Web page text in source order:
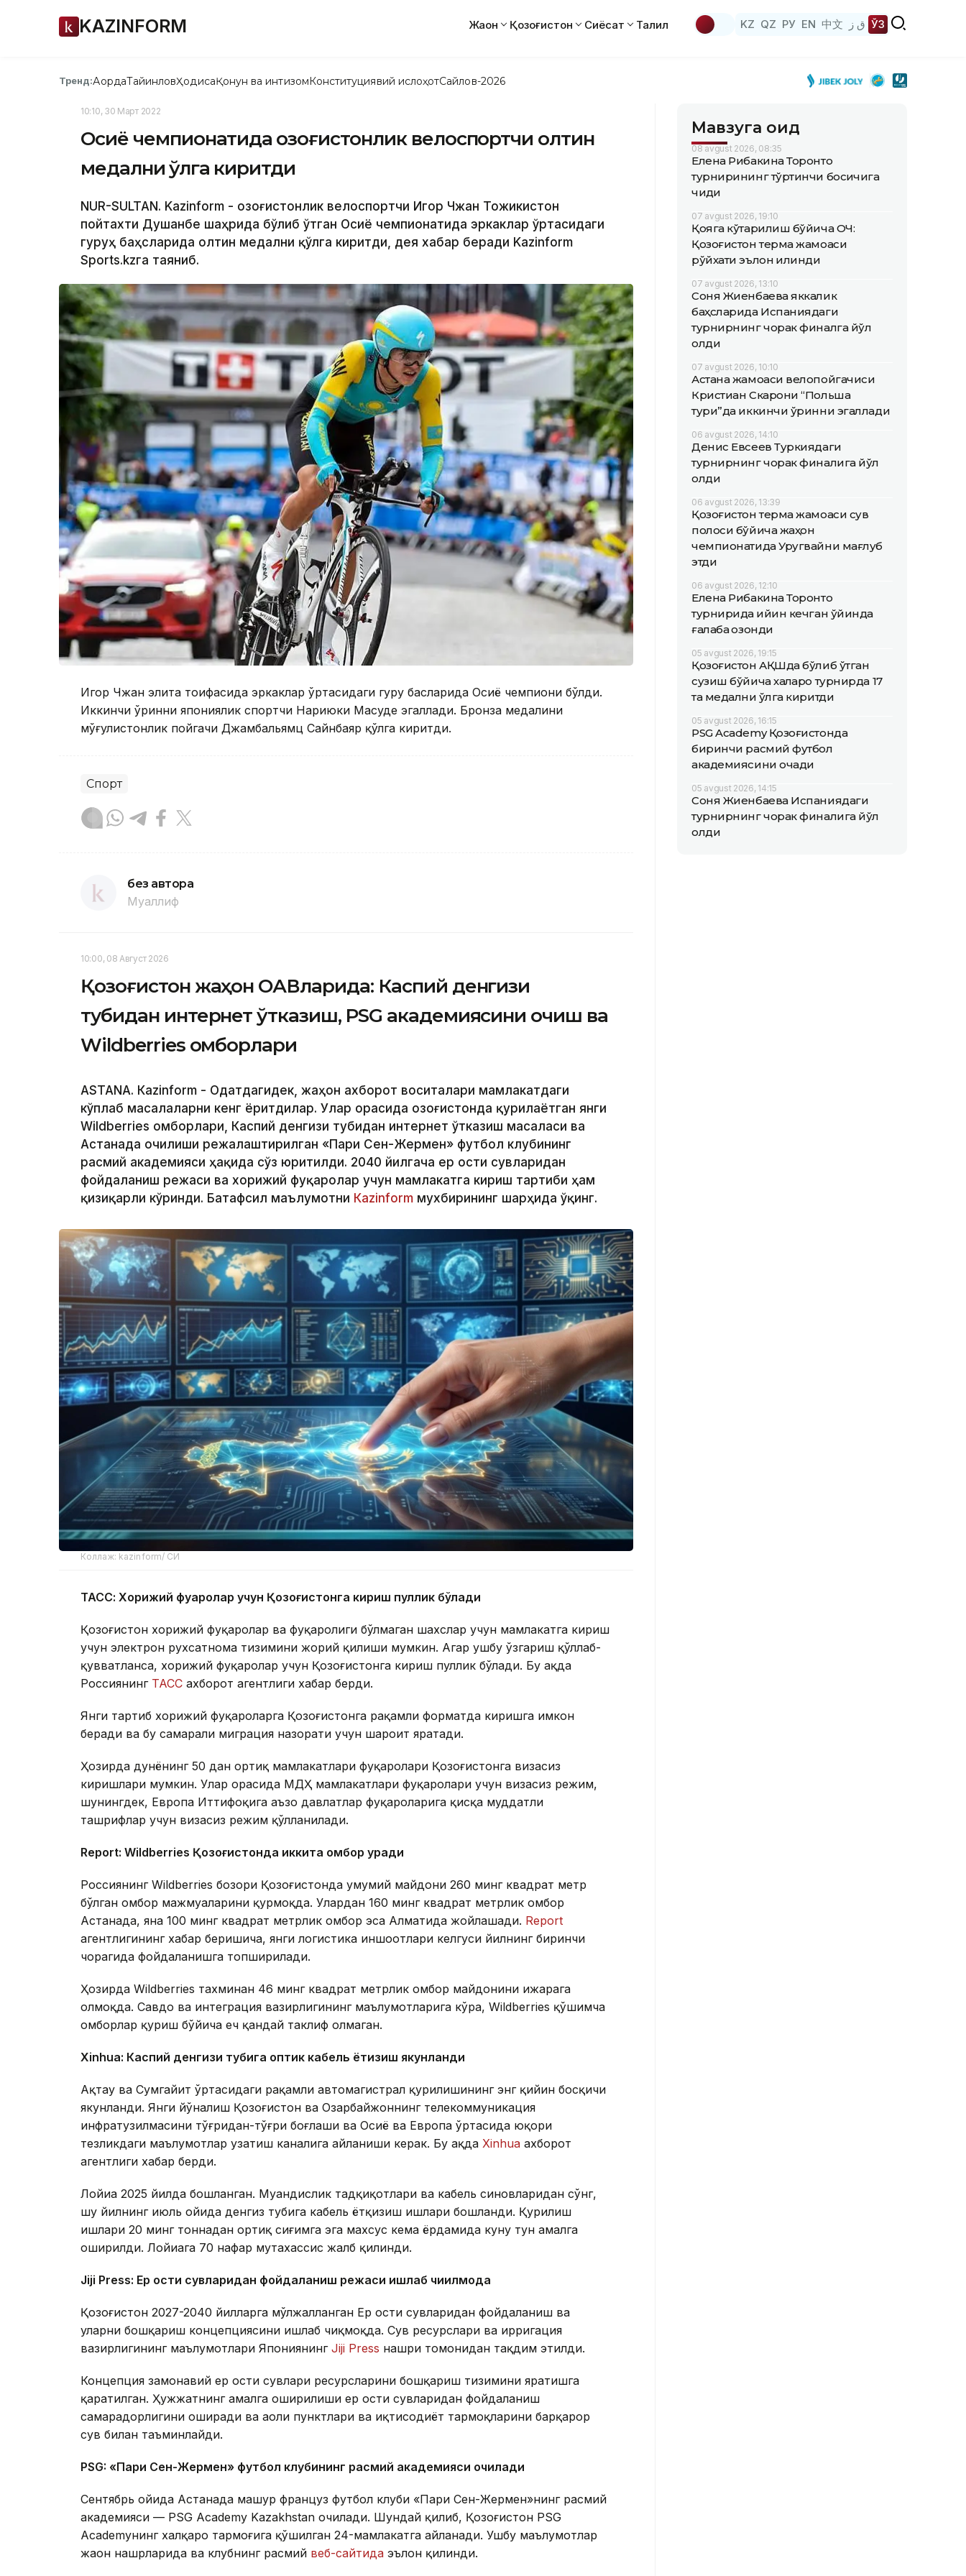
KAZINFORM Жаҳон Қозоғистон Сиёсат Таҳлил KZ QZ РУ EN 中文 ق ز ЎЗ
Тренд:АқордаТайинловҲодисаҚонун ва интизомКонституциявий ислоҳотСайлов-2026
10:10, 30 Март 2022
Осиё чемпионатида қозоғистонлик велоспортчи олтин
медални қўлга киритди
NUR-SULTAN. Kazinform - Қозоғистонлик велоспортчи Игор Чжан Тожикистон
пойтахти Душанбе шаҳрида бўлиб ўтган Осиё чемпионатида эркаклар ўртасидаги
гуруҳ баҳсларида олтин медални қўлга киритди, дея хабар беради Kazinform
Sports.kzга таяниб.
Игор Чжан элита тоифасида эркаклар ўртасидаги гуруҳ баҳсларида Осиё чемпиони бўлди.
Иккинчи ўринни япониялик спортчи Нариюки Масуде эгаллади. Бронза медалини
мўғулистонлик пойгачи Джамбальямц Сайнбаяр қўлга киритди.
Спорт
без автора
Муаллиф
10:00, 08 Август 2026
Қозоғистон жаҳон ОАВларида: Каспий денгизи
тубидан интернет ўтказиш, PSG академиясини очиш ва
Wildberries омборлари
ASTANА. Кazinform - Одатдагидек, жаҳон ахборот воситалари мамлакатдаги
кўплаб масалаларни кенг ёритдилар. Улар орасида Қозоғистонда қурилаётган янги
Wildberries омборлари, Каспий денгизи тубидан интернет ўтказиш масаласи ва
Астанада очилиши режалаштирилган «Пари Сен-Жермен» футбол клубининг
расмий академияси ҳақида сўз юритилди. 2040 йилгача ер ости сувларидан
фойдаланиш режаси ва хорижий фуқаролар учун мамлакатга кириш тартиби ҳам
қизиқарли кўринди. Батафсил маълумотни Кazinform мухбирининг шарҳида ўқинг.
Коллаж: kazinform/ СИ
ТАСС: Хорижий фуқаролар учун Қозоғистонга кириш пуллик бўлади
Қозоғистон хорижий фуқаролар ва фуқаролиги бўлмаган шахслар учун мамлакатга кириш
учун электрон рухсатнома тизимини жорий қилиши мумкин. Агар ушбу ўзгариш қўллаб-
қувватланса, хорижий фуқаролар учун Қозоғистонга кириш пуллик бўлади. Бу ҳақда
Россиянинг ТАСС ахборот агентлиги хабар берди.
Янги тартиб хорижий фуқароларга Қозоғистонга рақамли форматда киришга имкон
беради ва бу самарали миграция назорати учун шароит яратади.
Ҳозирда дунёнинг 50 дан ортиқ мамлакатлари фуқаролари Қозоғистонга визасиз
киришлари мумкин. Улар орасида МДҲ мамлакатлари фуқаролари учун визасиз режим,
шунингдек, Европа Иттифоқига аъзо давлатлар фуқароларига қисқа муддатли
ташрифлар учун визасиз режим қўлланилади.
Report: Wildberries Қозоғистонда иккита омбор қуради
Россиянинг Wildberries бозори Қозоғистонда умумий майдони 260 минг квадрат метр
бўлган омбор мажмуаларини қурмоқда. Улардан 160 минг квадрат метрлик омбор
Астанада, яна 100 минг квадрат метрлик омбор эса Алматида жойлашади. Report
агентлигининг хабар беришича, янги логистика иншоотлари келгуси йилнинг биринчи
чорагида фойдаланишга топширилади.
Ҳозирда Wildberries тахминан 46 минг квадрат метрлик омбор майдонини ижарага
олмоқда. Савдо ва интеграция вазирлигининг маълумотларига кўра, Wildberries қўшимча
омборлар қуриш бўйича ҳеч қандай таклиф олмаган.
Xinhuа: Каспий денгизи тубига оптик кабель ётқизиш якунланди
Ақтау ва Сумгайит ўртасидаги рақамли автомагистрал қурилишининг энг қийин босқичи
якунланди. Янги йўналиш Қозоғистон ва Озарбайжоннинг телекоммуникация
инфратузилмасини тўғридан-тўғри боғлаши ва Осиё ва Европа ўртасида юқори
тезликдаги маълумотлар узатиш каналига айланиши керак. Бу ҳақда Xinhua ахборот
агентлиги хабар берди.
Лойиҳа 2025 йилда бошланган. Муҳандислик тадқиқотлари ва кабель синовларидан сўнг,
шу йилнинг июль ойида денгиз тубига кабель ётқизиш ишлари бошланди. Қурилиш
ишлари 20 минг тоннадан ортиқ сиғимга эга махсус кема ёрдамида куну тун амалга
оширилди. Лойиҳага 70 нафар мутахассис жалб қилинди.
Jiji Press: Ер ости сувларидан фойдаланиш режаси ишлаб чиқилмоқда
Қозоғистон 2027-2040 йилларга мўлжалланган Ер ости сувларидан фойдаланиш ва
уларни бошқариш концепциясини ишлаб чиқмоқда. Сув ресурслари ва ирригация
вазирлигининг маълумотлари Япониянинг Jiji Press нашри томонидан тақдим этилди.
Концепция замонавий ер ости сувлари ресурсларини бошқариш тизимини яратишга
қаратилган. Ҳужжатнинг амалга оширилиши ер ости сувларидан фойдаланиш
самарадорлигини оширади ва аҳоли пунктлари ва иқтисодиёт тармоқларини барқарор
сув билан таъминлайди.
PSG: «Пари Сен-Жермен» футбол клубининг расмий академияси очилади
Сентябрь ойида Астанада машҳур француз футбол клуби «Пари Сен-Жермен»нинг расмий
академияси — PSG Academy Kazakhstan очилади. Шундай қилиб, Қозоғистон PSG
Academyнинг халқаро тармоғига қўшилган 24-мамлакатга айланади. Ушбу маълумотлар
жаҳон нашрларида ва клубнинг расмий веб-сайтида эълон қилинди.
Мавзуга оид
08 avgust 2026, 08:35
Елена Рибакина Торонто
турнирининг тўртинчи босқичига
чиқди
07 avgust 2026, 19:10
Қояга кўтарилиш бўйича ОЧ:
Қозоғистон терма жамоаси
рўйхати эълон қилинди
07 avgust 2026, 13:10
Соня Жиенбаева яккалик
баҳсларида Испаниядаги
турнирнинг чорак финалга йўл
олди
07 avgust 2026, 10:10
Астана жамоаси велопойгачиси
Кристиан Скарони “Польша
тури”да иккинчи ўринни эгаллади
06 avgust 2026, 14:10
Денис Евсеев Туркиядаги
турнирнинг чорак финалига йўл
олди
06 avgust 2026, 13:39
Қозоғистон терма жамоаси сув
полоси бўйича жаҳон
чемпионатида Уругвайни мағлуб
этди
06 avgust 2026, 12:10
Елена Рибакина Торонто
турнирида қийин кечган ўйинда
ғалаба қозонди
05 avgust 2026, 19:15
Қозоғистон АҚШда бўлиб ўтган
сузиш бўйича халқаро турнирда 17
та медални қўлга киритди
05 avgust 2026, 16:15
PSG Academy Қозоғистонда
биринчи расмий футбол
академиясини очади
05 avgust 2026, 14:15
Соня Жиенбаева Испаниядаги
турнирнинг чорак финалига йўл
олди